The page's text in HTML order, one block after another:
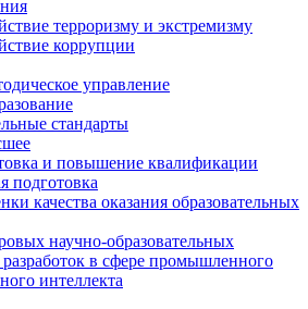
терроризму и экстремизму
коррупции
управление
стандарты
и повышение квалификации
подготовка
качества оказания образовательных
научно-образовательных
в сфере промышленного
интеллекта